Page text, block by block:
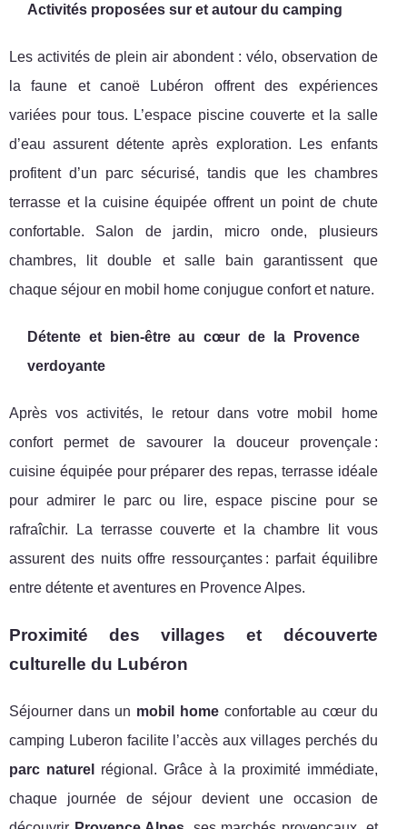
Activités proposées sur et autour du camping
Les activités de plein air abondent : vélo, observation de
la faune et canoë Lubéron offrent des expériences
variées pour tous. L’espace piscine couverte et la salle
d’eau assurent détente après exploration. Les enfants
profitent d’un parc sécurisé, tandis que les chambres
terrasse et la cuisine équipée offrent un point de chute
confortable. Salon de jardin, micro onde, plusieurs
chambres, lit double et salle bain garantissent que
chaque séjour en mobil home conjugue confort et nature.
Détente et bien-être au cœur de la Provence
verdoyante
Après vos activités, le retour dans votre mobil home
confort permet de savourer la douceur provençale :
cuisine équipée pour préparer des repas, terrasse idéale
pour admirer le parc ou lire, espace piscine pour se
rafraîchir. La terrasse couverte et la chambre lit vous
assurent des nuits offre ressourçantes : parfait équilibre
entre détente et aventures en Provence Alpes.
Proximité des villages et découverte
culturelle du Lubéron
Séjourner dans un mobil homeconfortable au cœur du
camping Luberon facilite l’accès aux villages perchés du
parc naturel
régional. Grâce à la proximité immédiate,
chaque journée de séjour devient une occasion de